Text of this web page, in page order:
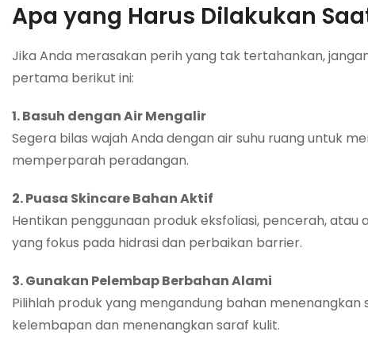
Apa yang Harus Dilakukan
Jika Anda merasakan perih yang tak tertahankan,
pertama berikut ini:
1. Basuh dengan Air Mengalir
Segera bilas wajah Anda dengan air suhu ruang untuk
memperparah peradangan.
2. Puasa Skincare Bahan Aktif
Hentikan penggunaan produk eksfoliasi, pencerah,
yang fokus pada hidrasi dan perbaikan barrier.
3. Gunakan Pelembap Berbahan Alami
Pilihlah produk yang mengandung bahan
kelembapan dan menenangkan saraf kulit.